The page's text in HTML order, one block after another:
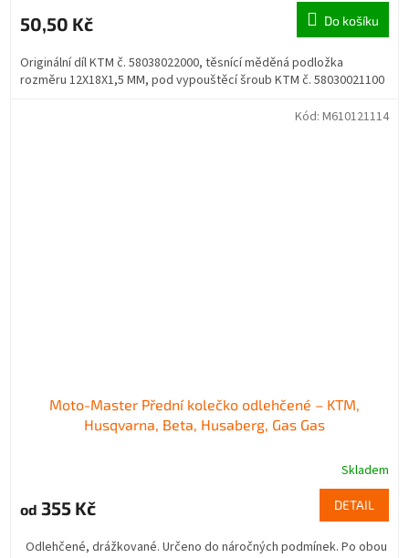
50,50 Kč Do košíku
Originální díl KTM č. 58038022000, těsnící měděná podložka
rozměru 12X18X1,5 MM, pod vypouštěcí šroub KTM č. 58030021100
Moto-Master Přední kolečko odlehčené – KTM,
Husqvarna, Beta, Husaberg, Gas Gas
Skladem
od 355 Kč DETAIL
Odlehčené, drážkované. Určeno do náročných podmínek. Po obou
Kód: M610121114